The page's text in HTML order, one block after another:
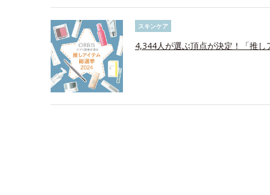
スキンケア
4,344人が選ぶ頂点が決定！「推